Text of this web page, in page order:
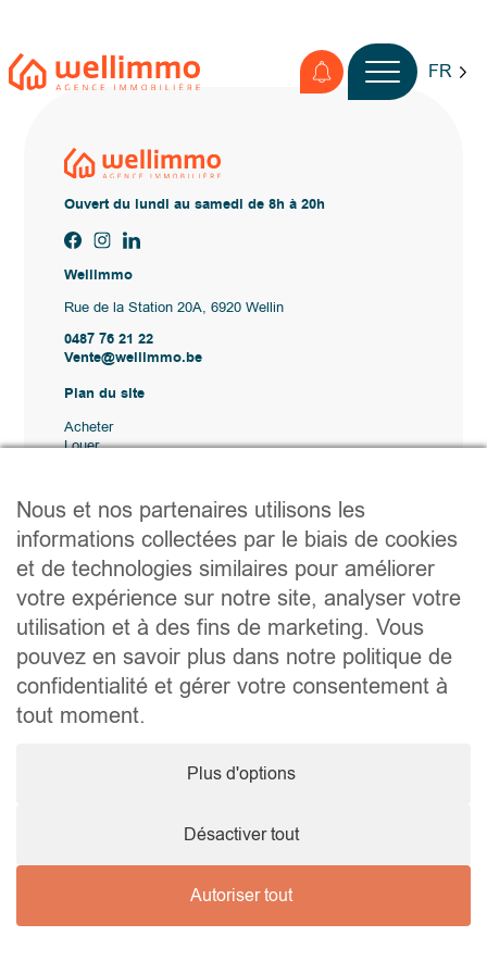
FR
Ouvert du lundi au samedi de 8h à 20h
Wellimmo
Rue de la Station 20A, 6920 Wellin
0487 76 21 22
Vente@wellimmo.be
Plan du site
Acheter
Louer
Contact
Liens utiles
Conseils pratiques pour vendre ou louer
Préparer un déménagement
Documents utiles
Notaire.be
Société
TVA. BE 0464.629.802 • IPI : 510350 RC professionnelle et
cautionnement via AXA Belgium SA – police n° 730.390.160
Protection des données personnelles•Mentions légales
Nous et nos partenaires utilisons les
informations collectées par le biais de cookies
et de technologies similaires pour améliorer
votre expérience sur notre site, analyser votre
utilisation et à des fins de marketing. Vous
pouvez en savoir plus dans notre politique de
confidentialité et gérer votre consentement à
tout moment.
Plus d'options
Désactiver tout
Autoriser tout